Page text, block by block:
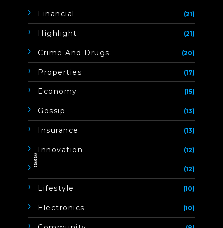
Financial (21)
Highlight (21)
Crime And Drugs (20)
Properties (17)
Economy (15)
Gossip (13)
Insurance (13)
Innovation (12)
(12)
Lifestyle (10)
Electronics (10)